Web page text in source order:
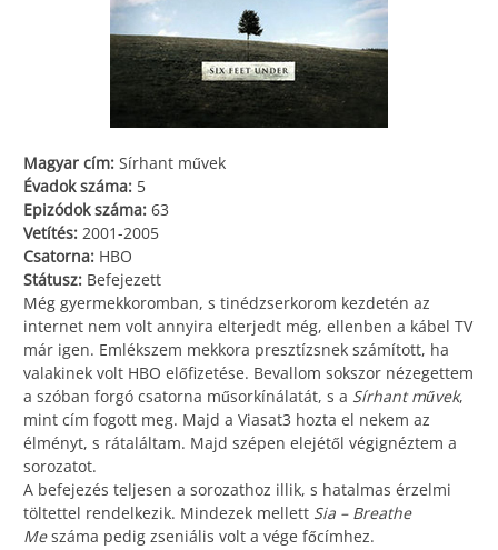
Magyar cím: Sírhant művek
Évadok száma: 5
Epizódok száma: 63
Vetítés: 2001-2005
Csatorna: HBO
Státusz: Befejezett
Még gyermekkoromban, s tinédzserkorom kezdetén az
internet nem volt annyira elterjedt még, ellenben a kábel TV
már igen. Emlékszem mekkora presztízsnek számított, ha
valakinek volt HBO előfizetése. Bevallom sokszor nézegettem
a szóban forgó csatorna műsorkínálatát, s a Sírhant művek,
mint cím fogott meg. Majd a Viasat3 hozta el nekem az
élményt, s rátaláltam. Majd szépen elejétől végignéztem a
sorozatot.
A befejezés teljesen a sorozathoz illik, s hatalmas érzelmi
töltettel rendelkezik. Mindezek mellett Sia – Breathe
Meszáma pedig zseniális volt a vége főcímhez.